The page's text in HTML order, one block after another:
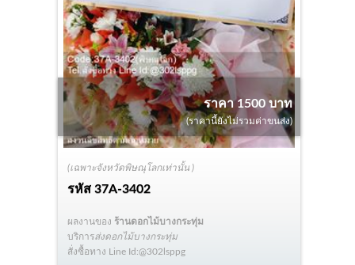
(เฉพาะจังหวัดพิษณุโลกเท่านั้น )
รหัส37A-3402
ราคา 1500 บาท
(ราคานี้ยังไม่รวมค่าขนส่ง)
ผลงานของ ร้านดอกไม้บางกระทุ่ม
บริการส่งดอกไม้บางกระทุ่ม
สั่งซื้อทาง Line Id:@302lsppg